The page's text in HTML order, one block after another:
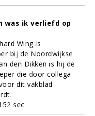
was ik verliefd op
Wing is
bij de Noordwijkse
den Dikken is hij de
die door collega
dit vakblad
sec